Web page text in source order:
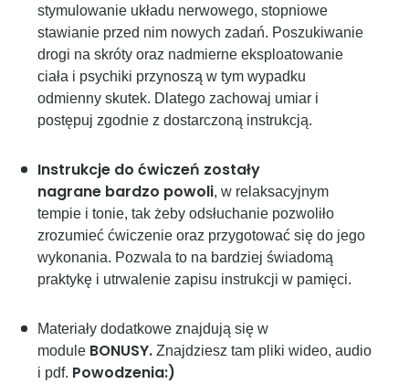
stymulowanie układu nerwowego, stopniowe
stawianie przed nim nowych zadań. Poszukiwanie
drogi na skróty oraz nadmierne eksploatowanie
ciała i psychiki przynoszą w tym wypadku
odmienny skutek. Dlatego zachowaj umiar i
postępuj zgodnie z dostarczoną instrukcją.
Instrukcje do ćwiczeń zostały
nagrane bardzo powoli, w relaksacyjnym
tempie i tonie, tak żeby odsłuchanie pozwoliło
zrozumieć ćwiczenie oraz przygotować się do jego
wykonania. Pozwala to na bardziej świadomą
praktykę i utrwalenie zapisu instrukcji w pamięci.
Materiały dodatkowe znajdują się w
module BONUSY. Znajdziesz tam pliki wideo, audio
i pdf. Powodzenia:)